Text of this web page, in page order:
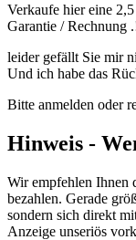
Verkaufe hier eine
Garantie / Rechnung
leider gefällt Sie mir
Und ich habe das
Bitte anmelden oder
Hinweis -
Wir empfehlen Ihnen
bezahlen. Gerade
sondern sich direkt
Anzeige unseriös